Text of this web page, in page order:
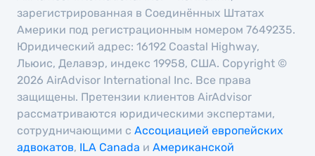
зарегистрированная в Соединённых Штатах
Америки под регистрационным номером 7649235.
Юридический адрес: 16192 Coastal Highway,
Льюис, Делавэр, индекс 19958, США. Copyright ©
2026 AirAdvisor International Inc. Все права
защищены. Претензии клиентов AirAdvisor
рассматриваются юридическими экспертами,
сотрудничающими с Ассоциацией европейских
адвокатов, ILA Canada и Американской